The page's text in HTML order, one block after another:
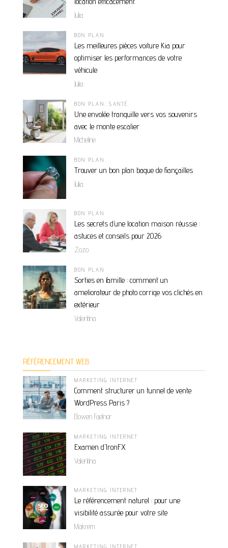
Julia
BON PLAN
Les meilleures pièces voiture Kia pour
optimiser les performances de votre
véhicule
Julia
BON PLAN ,SANTÉ
Une envolée tranquille vers vos souvenirs
avec le monte escalier
Micheline
BON PLAN
Trouver un bon plan bague de fiançailles
Julia
BON PLAN
Les secrets d’une location maison réussie :
astuces et conseils pour 2026
Zozo
BON PLAN
Sorties en famille : comment un
ameliorateur de photo corrige vos clichés en
extérieur
Valentina
RÉFÉRENCEMENT WEB
MARKETING INTERNET
Comment structurer un tunnel de vente
WordPress Paris ?
Elowen Faelnor
MARKETING INTERNET
Examen d’IronFX
Valentina
MARKETING INTERNET
Le référencement naturel : pour une
visibilité assurée pour votre site
Makrem
MARKETING INTERNET